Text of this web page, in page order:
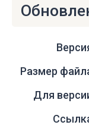
Размер
Для